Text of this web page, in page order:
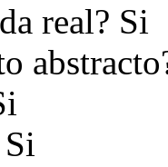
real? Si